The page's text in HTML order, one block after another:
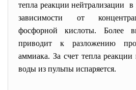
тепла реакции нейтрализации в
зависимости от
фосфорной кислоты. Более
приводит к разложению
аммиака. За счет тепла реакции
воды из пульпы испаряется.